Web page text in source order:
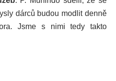
dárců budou modlit denně
Jsme s nimi tedy takto